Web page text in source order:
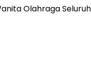
Olahraga